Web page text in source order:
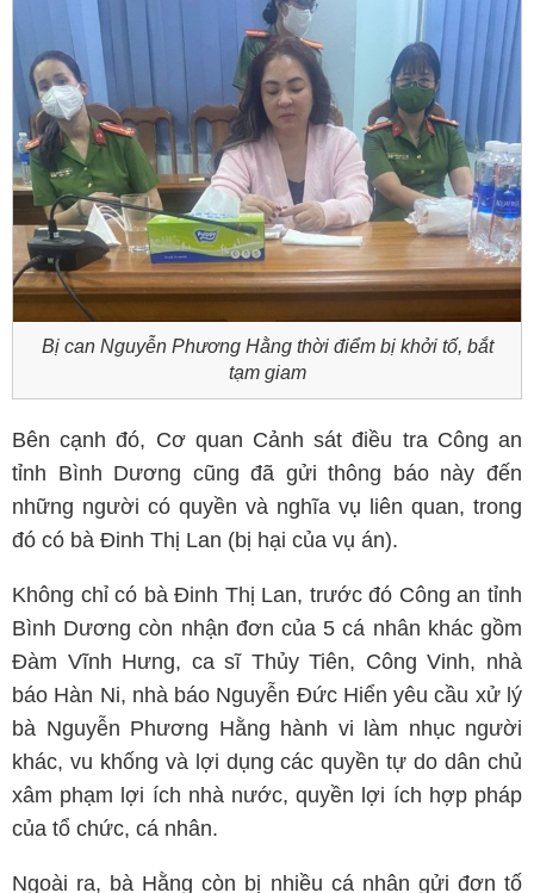
Bị can Nguyễn Phương Hằng thời điểm bị khởi tố, bắt
tạm giam
Bên cạnh đó, Cơ quan Cảnh sát điều tra Công an
tỉnh Bình Dương cũng đã gửi thông báo này đến
những người có quyền và nghĩa vụ liên quan, trong
đó có bà Đinh Thị Lan (bị hại của vụ án).
Không chỉ có bà Đinh Thị Lan, trước đó Công an tỉnh
Bình Dương còn nhận đơn của 5 cá nhân khác gồm
Đàm Vĩnh Hưng, ca sĩ Thủy Tiên, Công Vinh, nhà
báo Hàn Ni, nhà báo Nguyễn Đức Hiển yêu cầu xử lý
bà Nguyễn Phương Hằng hành vi làm nhục người
khác, vu khống và lợi dụng các quyền tự do dân chủ
xâm phạm lợi ích nhà nước, quyền lợi ích hợp pháp
của tổ chức, cá nhân.
Ngoài ra, bà Hằng còn bị nhiều cá nhân gửi đơn tố